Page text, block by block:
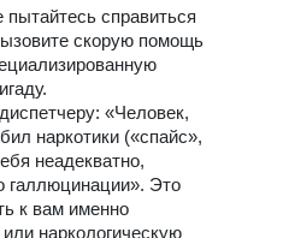
справиться
скорую помощь
«Человек,
наркотики («спайс»,
неадекватно,
галлюцинации». Это
к вам именно
наркологическую